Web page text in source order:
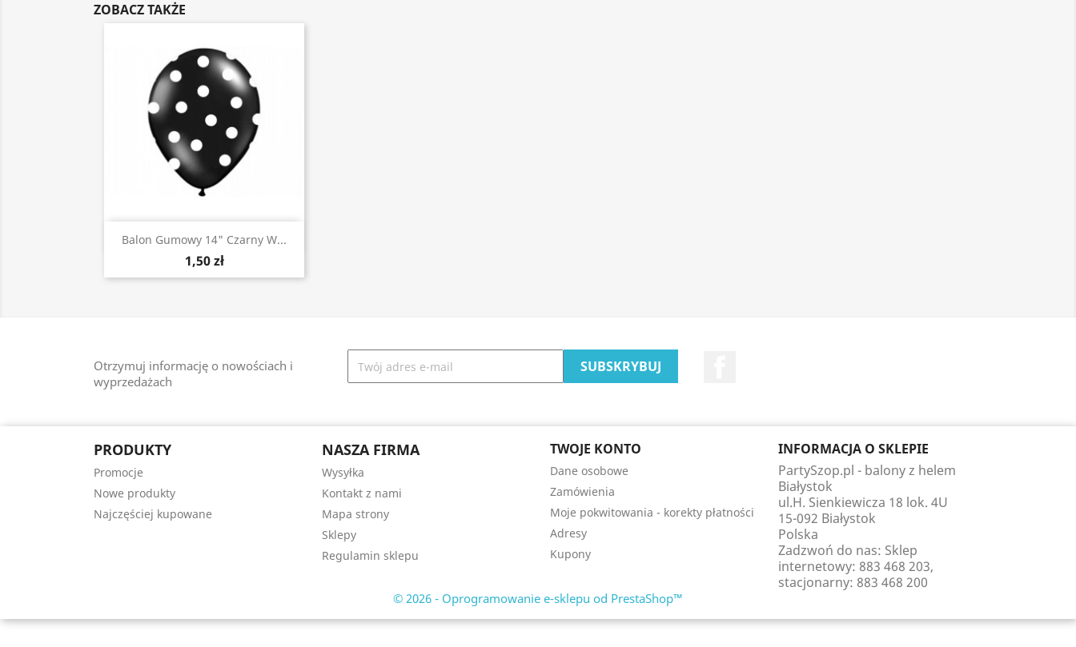
ZOBACZ TAKŻE
Balon Gumowy 14" Czarny W...
1,50 zł
Szybki podgląd
Otrzymuj informację o nowościach i
wyprzedażach
PRODUKTY
Promocje
Nowe produkty
Najczęściej kupowane
NASZA FIRMA
Wysyłka
Kontakt z nami
Mapa strony
Sklepy
Regulamin sklepu
TWOJE KONTO
Dane osobowe
Zamówienia
Moje pokwitowania - korekty płatności
Adresy
Kupony
INFORMACJA O SKLEPIE
PartySzop.pl - balony z helem
Białystok
ul.H. Sienkiewicza 18 lok. 4U
15-092 Białystok
Polska
Zadzwoń do nas: Sklep
internetowy: 883 468 203,
stacjonarny: 883 468 200
© 2026 - Oprogramowanie e-sklepu od PrestaShop™